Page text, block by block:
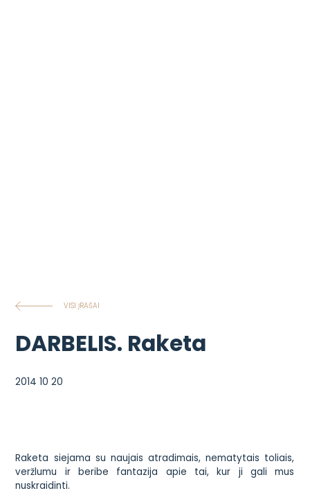
VISI ĮRAŠAI
DARBELIS. Raketa
2014 10 20
Raketa siejama su naujais atradimais, nematytais toliais,
veržlumu ir beribe fantazija apie tai, kur ji gali mus
nuskraidinti.